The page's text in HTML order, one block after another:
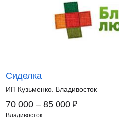
Сиделка
ИП Кузьменко. Владивосток
70 000 – 85 000 ₽
Владивосток